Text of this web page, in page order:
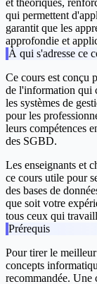
et théoriques,
qui permettent
garantit que les
approfondie et
À qui s'adresse ce
Ce cours est conçu
de l'information qui
les systèmes de
pour les
leurs compétences
des SGBD.
Les enseignants et
ce cours utile pour
des bases de
que soit votre
tous ceux qui
Prérequis
Pour tirer le meilleur
concepts
recommandée. Une